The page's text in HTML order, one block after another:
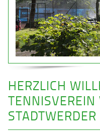
HERZLICH
STADTWERDER